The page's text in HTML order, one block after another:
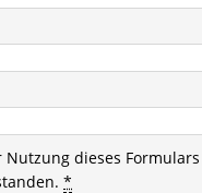
Nutzung dieses
*